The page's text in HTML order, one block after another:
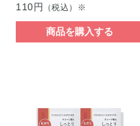
110円 （税込）※
商品を購入する